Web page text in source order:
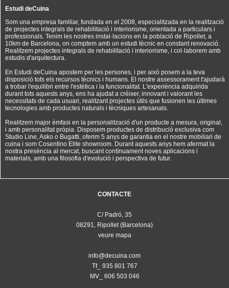
Estudi deCuina
Som una empresa familiar, fundada en el 2008, especialitzada en la realització
de projectes integrals de rehabilitació i interiorisme, orientada a particulars i
professionals. Tenim les nostres instal·lacions en la població de Ripollet, a
10km de Barcelona, on comptem amb un estudi tècnic en constant renovació.
Realitzem projectes integrals de rehabilitació i interiorisme, i col·laborem amb
estudis d'arquitectura.
En Estudi deCuina apostem per les persones, i per això posem a la teva
disposició tots els recursos tècnics i humans. El nostre assessorament t'ajudarà
a trobar l'equilibri entre l'estètica i la funcionalitat. L'experiència adquirida
durant tots aquests anys, ens ha ajudat a créixer, innovant i valorant les
necessitats de cada usuari, realitzant projectes útils que fusionen les últimes
tecnologies amb productes naturals i tècniques artesanals.
Realitzem major èmfasi en la personalització d'un producte a mesura, original,
i amb personalitat pròpia. Disposem productes de distribució exclusiva com
Studio Line, Asko o Bugatti, oferim 5 anys de garantia en el nostre mobiliari de
cuina i som Cosentino Elite showroom. Durant aquests anys hem afermat la
nostra presència al mercat, buscant contínuament noves aplicacions i
materials, amb una filosofia d'evolució i perspectiva de futur.
CONTACTE
C/ Padró, 35
08291, Ripollet (Barcelona)
veure mapa
info@decuina.com
Tf_ 935 801 767
MV_ 606 503 046